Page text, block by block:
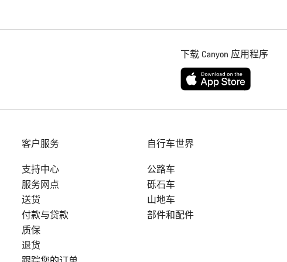
下载 Canyon 应用程序
客户服务
支持中心
服务网点
送货
付款与贷款
质保
退货
自行车世界
公路车
砾石车
山地车
部件和配件